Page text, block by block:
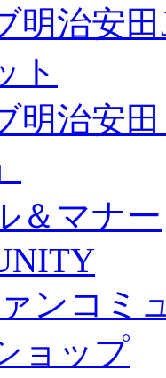
明治安
ト
明治安
＆マナー
ンコミ
ョップ